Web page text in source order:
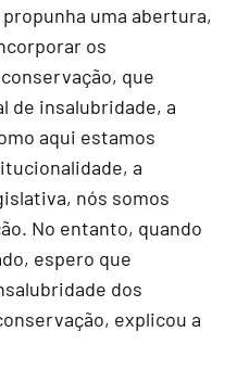
uma abertura,
os
que
de insalubridade, a
aqui estamos
a
nós somos
No entanto, quando
espero que
dos
explicou a